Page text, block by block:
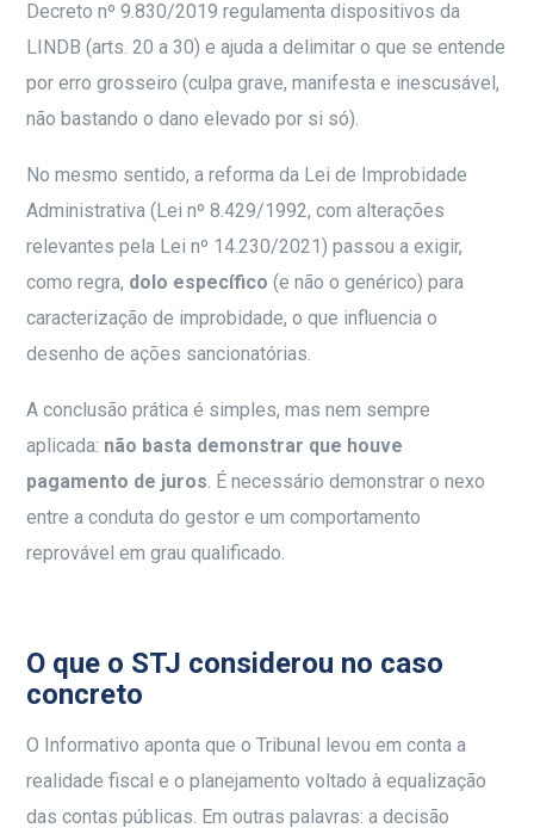
Decreto nº 9.830/2019 regulamenta dispositivos da
LINDB (arts. 20 a 30) e ajuda a delimitar o que se entende
por erro grosseiro (culpa grave, manifesta e inescusável,
não bastando o dano elevado por si só).
No mesmo sentido, a reforma da Lei de Improbidade
Administrativa (Lei nº 8.429/1992, com alterações
relevantes pela Lei nº 14.230/2021) passou a exigir,
como regra, dolo específico (e não o genérico) para
caracterização de improbidade, o que influencia o
desenho de ações sancionatórias.
A conclusão prática é simples, mas nem sempre
aplicada: não basta demonstrar que houve
pagamento de juros. É necessário demonstrar o nexo
entre a conduta do gestor e um comportamento
reprovável em grau qualificado.
O que o STJ considerou no caso
concreto
O Informativo aponta que o Tribunal levou em conta a
realidade fiscal e o planejamento voltado à equalização
das contas públicas. Em outras palavras: a decisão